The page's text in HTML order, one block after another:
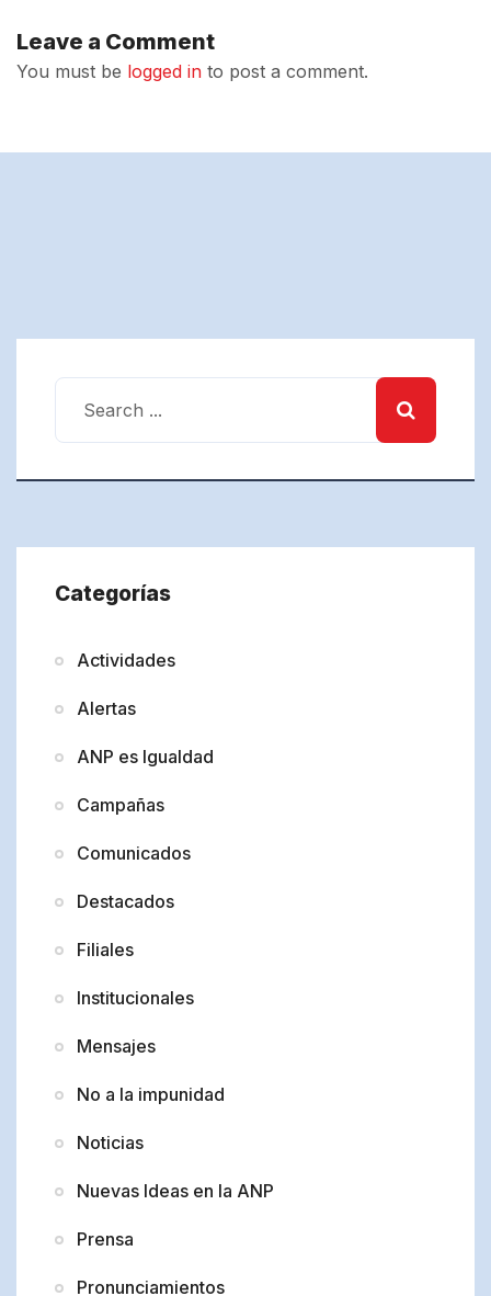
Leave a Comment
You must be logged in to post a comment.
Categorías
Actividades
Alertas
ANP es Igualdad
Campañas
Comunicados
Destacados
Filiales
Institucionales
Mensajes
No a la impunidad
Noticias
Nuevas Ideas en la ANP
Prensa
Pronunciamientos